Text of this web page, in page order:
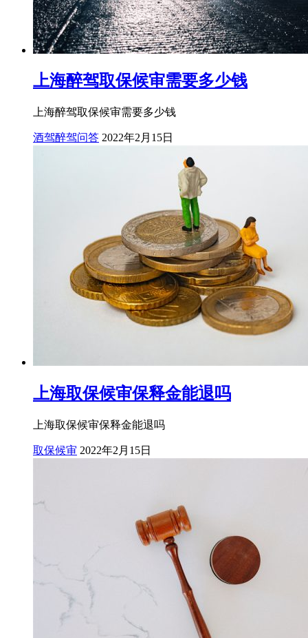
上海醉驾取保候审需要多少钱
上海醉驾取保候审需要多少钱
酒驾醉驾问答 2022年2月15日
上海取保候审保释金能退吗
上海取保候审保释金能退吗
取保候审 2022年2月15日